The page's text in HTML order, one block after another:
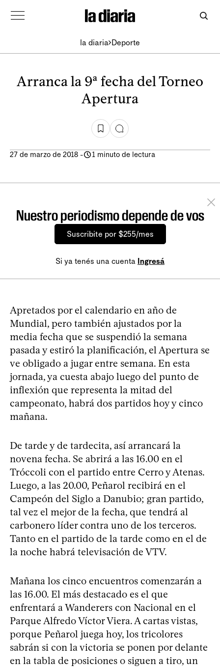
la diaria Deporte
Arranca la 9ª fecha del Torneo
Apertura
27 de marzo de 2018 - 1 minuto de lectura
Nuestro periodismo depende de vos
Suscribite por $255/mes
Si ya tenés una cuenta Ingresá
Apretados por el calendario en año de
Mundial, pero también ajustados por la
media fecha que se suspendió la semana
pasada y estiró la planificación, el Apertura se
ve obligado a jugar entre semana. En esta
jornada, ya cuesta abajo luego del punto de
inflexión que representa la mitad del
campeonato, habrá dos partidos hoy y cinco
mañana.
De tarde y de tardecita, así arrancará la
novena fecha. Se abrirá a las 16.00 en el
Tróccoli con el partido entre Cerro y Atenas.
Luego, a las 20.00, Peñarol recibirá en el
Campeón del Siglo a Danubio; gran partido,
tal vez el mejor de la fecha, que tendrá al
carbonero líder contra uno de los terceros.
Tanto en el partido de la tarde como en el de
la noche habrá televisación de VTV.
Mañana los cinco encuentros comenzarán a
las 16.00. El más destacado es el que
enfrentará a Wanderers con Nacional en el
Parque Alfredo Víctor Viera. A cartas vistas,
porque Peñarol juega hoy, los tricolores
sabrán si con la victoria se ponen por delante
en la tabla de posiciones o siguen a tiro, un